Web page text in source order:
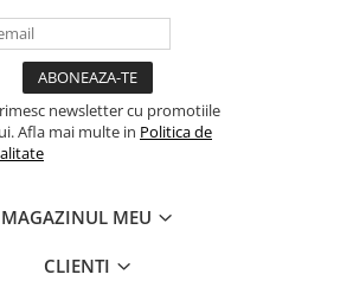
newsletter cu promotiile
Afla mai multe in Politica de
MAGAZINUL MEU
CLIENTI